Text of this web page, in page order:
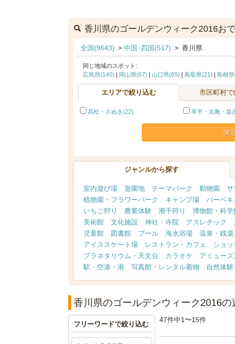
香川県のゴールデンウィーク2016お
全国(9643) > 中国･四国(517) > 香川県
同じ地域のスポット:
広島県(140)| 岡山県(67)| 山口県(65)| 鳥取県(21)| 島根
エリアで絞り込む 市区町村
高松・さぬき(22) 琴平・丸亀・坂
決
ジャンルから探す
室内遊び場 遊園地 テーマパーク 動物園 サ
植物園・フラワーパーク
キャンプ場 バーベキ
いちご狩り
農業体験 潮干狩り 博物館・科学
美術館
文化施設 神社・寺院 アスレチック
児童館
図書館 プール 海水浴場 温泉・銭湯
アイススケート場
レストラン・カフェ ショ
プラネタリウム・天文台
カラオケ アミューズ
駅・空港・港
写真館・レンタル着物 自然体
香川県のゴールデンウィーク2016の
47件中1〜15件
フリーワードで絞り込む